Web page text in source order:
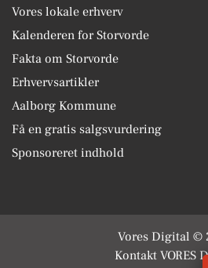
Vores lokale erhverv
Kalenderen for Storvorde
Fakta om Storvorde
Erhvervsartikler
Aalborg Kommune
Få en gratis salgsvurdering
Sponsoreret indhold
Vores Digital ©
Kontakt VORES